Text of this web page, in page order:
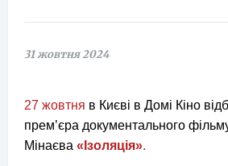
31 жовтня 2024
27 жовтня в Києві в Домі Кіно
прем’єра документального
Мінаєва «Ізоляція».